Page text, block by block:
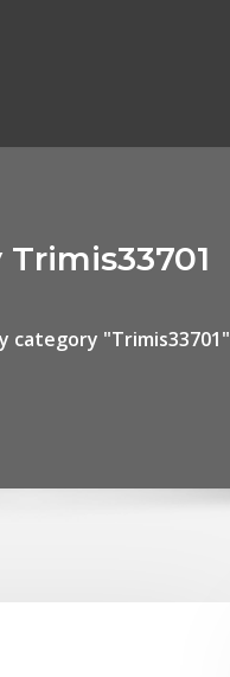
category "Trimis33701"